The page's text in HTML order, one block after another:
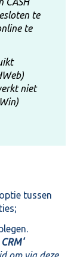
te
te
niet
tussen
CRM'